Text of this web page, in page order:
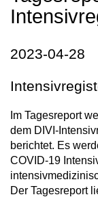
2023-04-28
Im Tagesreport
dem DIVI-
berichtet. Es
COVID-19
Der Tagesreport